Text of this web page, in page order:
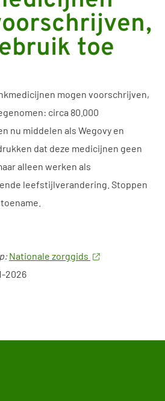
toe
mogen voorschrijven,
circa 80.000
nu middelen als Wegovy en
dat deze medicijnen geen
alleen werken als
leefstijlverandering. Stoppen
Nationale zorggids
2026